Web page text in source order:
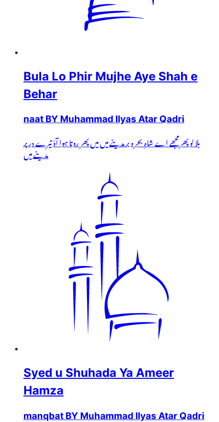
Bula Lo Phir Mujhe Aye Shah e
Behar
naat BY Muhammad Ilyas Atar Qadri
بلا لو پھر مجھے اے شاہِ بحر و بر مدینے میں میں پھر روتا ہوا آؤ تیرے در پر
مدینے میں
Syed u Shuhada Ya Ameer
Hamza
manqbat BY Muhammad Ilyas Atar Qadri